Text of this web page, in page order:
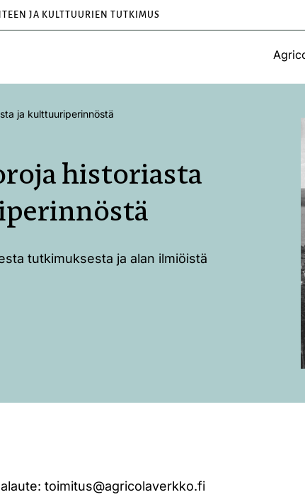
JA KULTTUURIEN TUTKIMUS
ja kulttuuriperinnöstä
historiasta
tutkimuksesta ja alan ilmiöistä
toimitus@agricolaverkko.fi